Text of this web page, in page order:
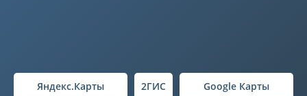
Яндекс.Карты 2ГИС Google Карты